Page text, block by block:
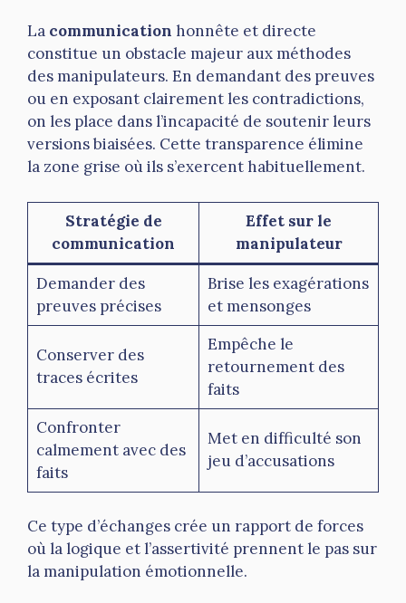
La communication honnête et directe
constitue un obstacle majeur aux méthodes
des manipulateurs. En demandant des preuves
ou en exposant clairement les contradictions,
on les place dans l’incapacité de soutenir leurs
versions biaisées. Cette transparence élimine
la zone grise où ils s’exercent habituellement.
Stratégie de
communication
Effet sur le
manipulateur
Demander des
preuves précises
Brise les exagérations
et mensonges
Conserver des
traces écrites
Empêche le
retournement des
faits
Confronter
calmement avec des
faits
Met en difficulté son
jeu d’accusations
Ce type d’échanges crée un rapport de forces
où la logique et l’assertivité prennent le pas sur
la manipulation émotionnelle.